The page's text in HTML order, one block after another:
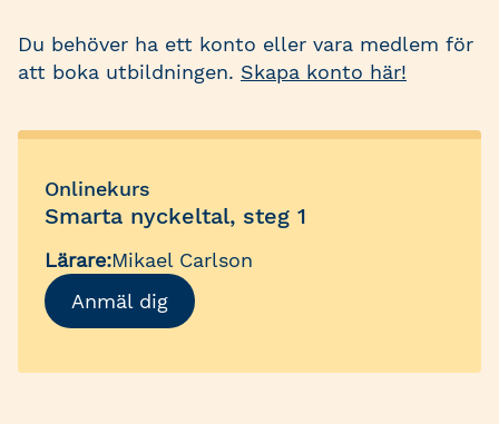
Du behöver ha ett konto eller vara medlem för
att boka utbildningen. Skapa konto här!
Onlinekurs
Smarta nyckeltal, steg 1
Lärare:Mikael Carlson
Anmäl dig